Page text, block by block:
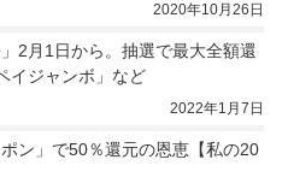
2020年10月26日
」2月1日から。抽選で最大全額還
イジャンボ」など
2022年1月7日
ポン」で50％還元の恩恵【私の20